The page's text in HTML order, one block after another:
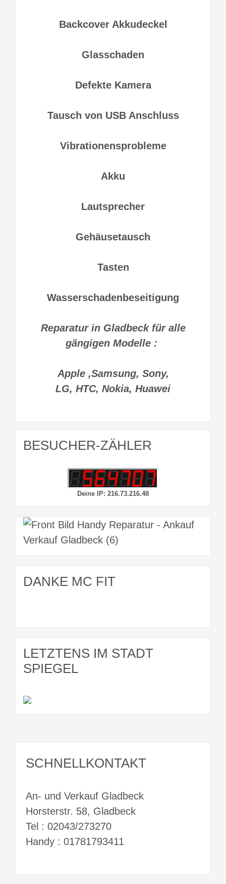
Backcover Akkudeckel
Glasschaden
Defekte Kamera
Tausch von USB Anschluss
Vibrationensprobleme
Akku
Lautsprecher
Gehäusetausch
Tasten
Wasserschadenbeseitigung
Reparatur in Gladbeck für alle
gängigen Modelle :
Apple ,Samsung, Sony,
LG, HTC, Nokia, Huawei
BESUCHER-ZÄHLER
Deine IP: 216.73.216.48
DANKE MC FIT
LETZTENS IM STADT
SPIEGEL
SCHNELLKONTAKT
An- und Verkauf Gladbeck
Horsterstr. 58, Gladbeck
Tel : 02043/273270
Handy : 01781793411